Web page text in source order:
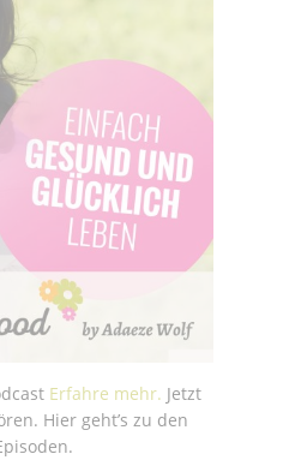
Erfahre mehr. Jetzt
Hier geht’s zu den